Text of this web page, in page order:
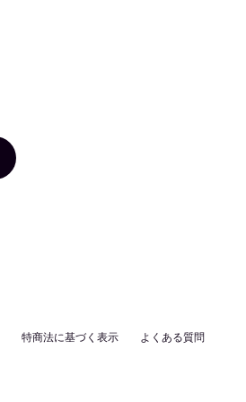
特商法に基づく表示 よくある質問